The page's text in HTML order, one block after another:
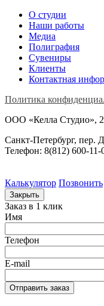
О студии
Наши работы
Медиа
Полиграфия
Сувениры
Клиенты
Контактная
Политика
ООО «Келла Студио»,
Санкт-Петербург, пер.
Телефон: 8(812) 600-
Калькулятор Позвонить
Закрыть
Заказ в 1 клик
Имя
Телефон
E-mail
Отправить заказ